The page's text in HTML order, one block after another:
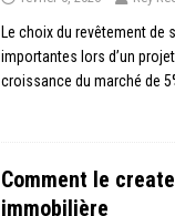
Le choix du revêtement de
importantes lors d’un
croissance du marché de
Comment le
immobilière